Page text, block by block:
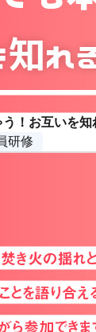
！お互いを
研修